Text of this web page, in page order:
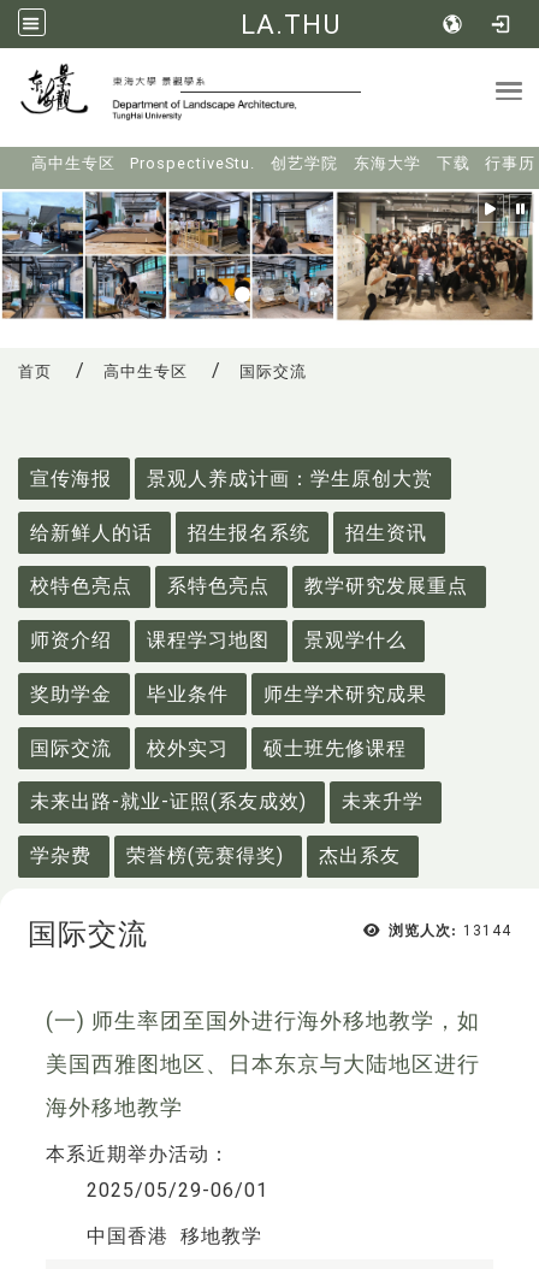
LA.THU
高中生专区 ProspectiveStu. 创艺学院 东海大学 下载 行事历
首页 高中生专区 国际交流
宣传海报
景观人养成计画：学生原创大赏
给新鲜人的话 招生报名系统 招生资讯
校特色亮点 系特色亮点 教学研究发展重点
师资介绍 课程学习地图 景观学什么
奖助学金 毕业条件 师生学术研究成果
国际交流 校外实习 硕士班先修课程
未来出路-就业-证照(系友成效) 未来升学
学杂费 荣誉榜(竞赛得奖) 杰出系友
浏览人次: 13144
国际交流
(一) 师生率团至国外进行海外移地教学，如
美国西雅图地区、日本东京与大陆地区进行
海外移地教学
本系近期举办活动：
2025/05/29-06/01
中国香港 移地教学